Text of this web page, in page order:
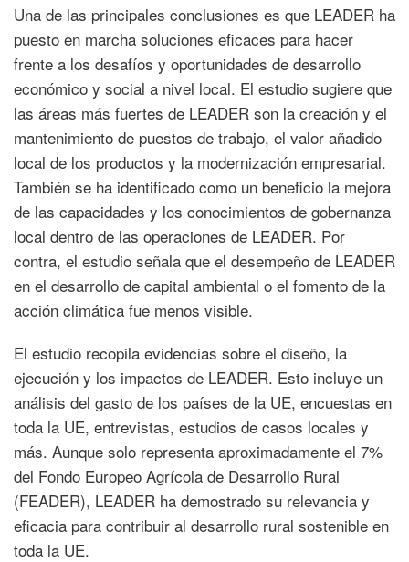
Una de las principales conclusiones es que LEADER ha
puesto en marcha soluciones eficaces para hacer
frente a los desafíos y oportunidades de desarrollo
económico y social a nivel local. El estudio sugiere que
las áreas más fuertes de LEADER son la creación y el
mantenimiento de puestos de trabajo, el valor añadido
local de los productos y la modernización empresarial.
También se ha identificado como un beneficio la mejora
de las capacidades y los conocimientos de gobernanza
local dentro de las operaciones de LEADER. Por
contra, el estudio señala que el desempeño de LEADER
en el desarrollo de capital ambiental o el fomento de la
acción climática fue menos visible.
El estudio recopila evidencias sobre el diseño, la
ejecución y los impactos de LEADER. Esto incluye un
análisis del gasto de los países de la UE, encuestas en
toda la UE, entrevistas, estudios de casos locales y
más. Aunque solo representa aproximadamente el 7%
del Fondo Europeo Agrícola de Desarrollo Rural
(FEADER), LEADER ha demostrado su relevancia y
eficacia para contribuir al desarrollo rural sostenible en
toda la UE.